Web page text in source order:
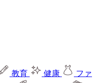
教育 健康
ファ